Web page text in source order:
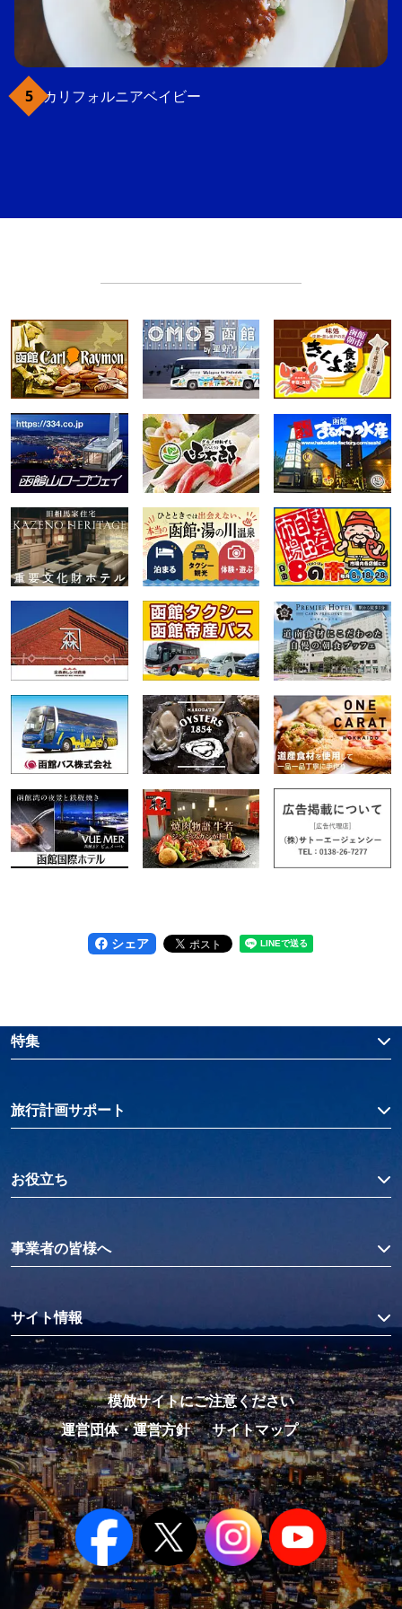
カリフォルニアベイビー
シェア
特集
旅行計画サポート
お役立ち
事業者の皆様へ
サイト情報
模倣サイトにご注意ください
運営団体・運営方針
サイトマップ